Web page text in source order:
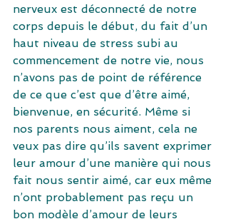
nerveux est déconnecté de notre
corps depuis le début, du fait d’un
haut niveau de stress subi au
commencement de notre vie, nous
n’avons pas de point de référence
de ce que c’est que d’être aimé,
bienvenue, en sécurité. Même si
nos parents nous aiment, cela ne
veux pas dire qu’ils savent exprimer
leur amour d’une manière qui nous
fait nous sentir aimé, car eux même
n’ont probablement pas reçu un
bon modèle d’amour de leurs